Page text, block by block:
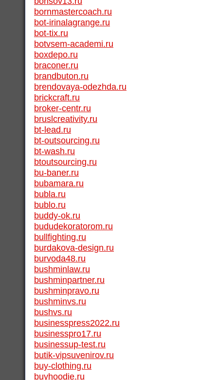
bornmastercoach.ru
bot-irinalagrange.ru
bot-tix.ru
botvsem-academi.ru
boxdepo.ru
braconer.ru
brandbuton.ru
brendovaya-odezhda.ru
brickcraft.ru
broker-centr.ru
bruslcreativity.ru
bt-lead.ru
bt-outsourcing.ru
bt-wash.ru
btoutsourcing.ru
bu-baner.ru
bubamara.ru
bubla.ru
bublo.ru
buddy-ok.ru
bududekoratorom.ru
bullfighting.ru
burdakova-design.ru
burvoda48.ru
bushminlaw.ru
bushminpartner.ru
bushminpravo.ru
bushminvs.ru
bushvs.ru
businesspress2022.ru
businesspro17.ru
businessup-test.ru
butik-vipsuvenirov.ru
buy-clothing.ru
buyhoodie.ru